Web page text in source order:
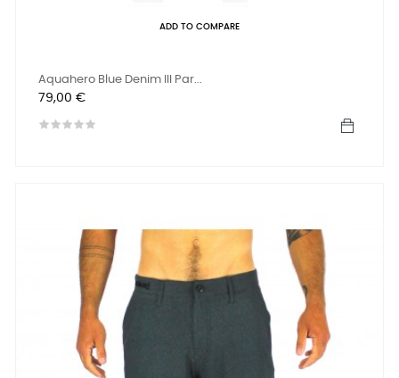
ADD TO COMPARE
Aquahero Blue Denim III Par...
Prix
79,00 €